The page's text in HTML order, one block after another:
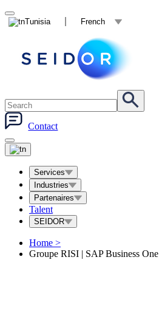
Tunisia French
Contact
Services
Industries
Partenaires
Talent
SEIDOR
Home >
Groupe RISI | SAP Business One